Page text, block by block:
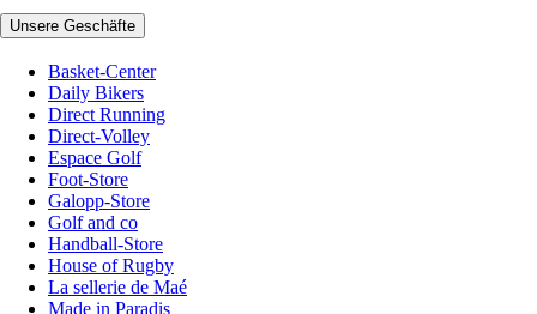
Unsere Geschäfte
Basket-Center
Daily Bikers
Direct Running
Direct-Volley
Espace Golf
Foot-Store
Galopp-Store
Golf and co
Handball-Store
House of Rugby
La sellerie de Maé
Made in Paradis